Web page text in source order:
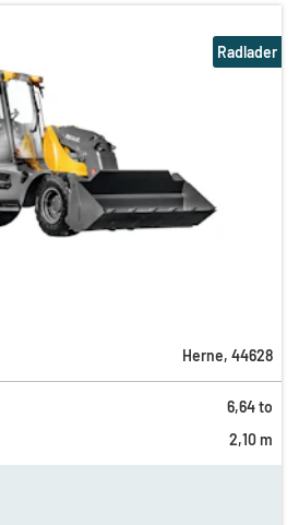
Radlader
Herne, 44628
6,64 to
2,10 m